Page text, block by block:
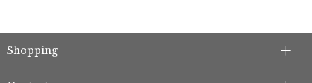
Shopping